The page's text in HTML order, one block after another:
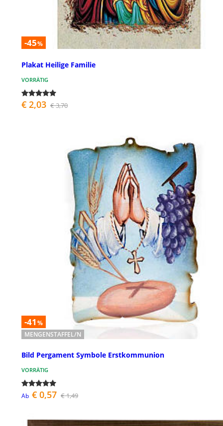
-45%
Plakat Heilige Familie
VORRÄTIG
€ 2,03 € 3,70
-41 %
MENGENSTAFFEL/N
Bild Pergament Symbole Erstkommunion
VORRÄTIG
Ab € 0,57 € 1,49